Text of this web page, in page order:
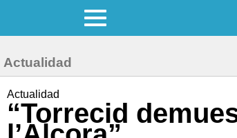
Actualidad
Actualidad
“Torrecid